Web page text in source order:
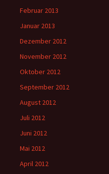
Februar 2013
Januar 2013
Dezember 2012
November 2012
Oktober 2012
September 2012
August 2012
Juli 2012
Juni 2012
Mai 2012
April 2012